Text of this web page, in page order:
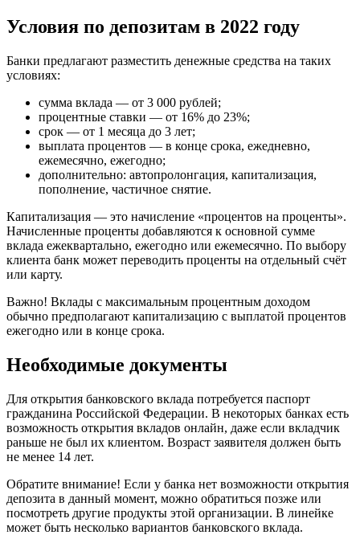
Условия по депозитам в 2022 году
Банки предлагают разместить денежные средства на таких
условиях:
сумма вклада — от 3 000 рублей;
процентные ставки — от 16% до 23%;
срок — от 1 месяца до 3 лет;
выплата процентов — в конце срока, ежедневно,
ежемесячно, ежегодно;
дополнительно: автопролонгация, капитализация,
пополнение, частичное снятие.
Капитализация — это начисление «процентов на проценты».
Начисленные проценты добавляются к основной сумме
вклада ежеквартально, ежегодно или ежемесячно. По выбору
клиента банк может переводить проценты на отдельный счёт
или карту.
Важно! Вклады с максимальным процентным доходом
обычно предполагают капитализацию с выплатой процентов
ежегодно или в конце срока.
Необходимые документы
Для открытия банковского вклада потребуется паспорт
гражданина Российской Федерации. В некоторых банках есть
возможность открытия вкладов онлайн, даже если вкладчик
раньше не был их клиентом. Возраст заявителя должен быть
не менее 14 лет.
Обратите внимание! Если у банка нет возможности открытия
депозита в данный момент, можно обратиться позже или
посмотреть другие продукты этой организации. В линейке
может быть несколько вариантов банковского вклада.